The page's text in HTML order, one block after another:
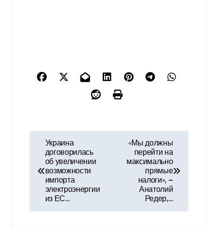
Украина
договорилась
об увеличении
возможности
импорта
электроэнергии
из ЕС…
«Мы должны
перейти на
максимально
прямые
налоги», —
Анатолий
Редер,…